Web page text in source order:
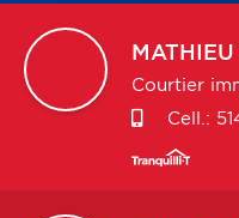
MATHIEU
Courtier
Cell.: